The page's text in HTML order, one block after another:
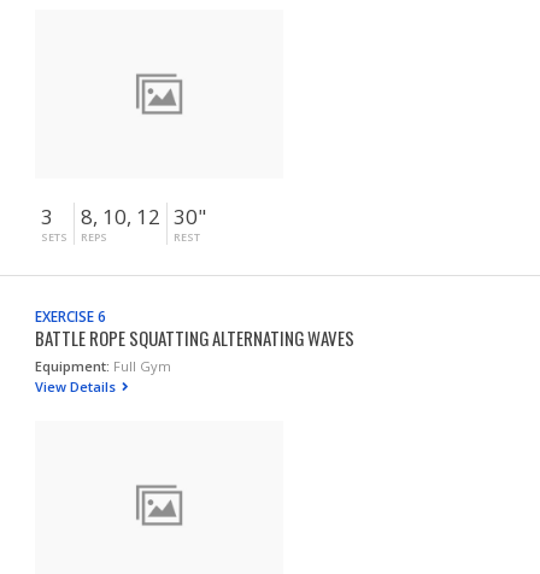
3
SETS
8, 10, 12
REPS
30"
REST
EXERCISE 6
BATTLE ROPE SQUATTING ALTERNATING WAVES
Equipment: Full Gym
View Details